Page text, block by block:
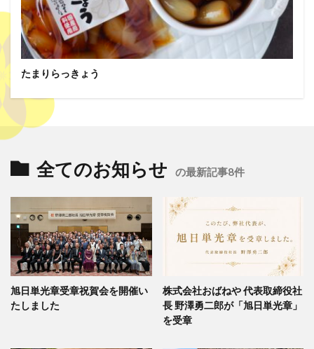
たまりらっきょう
全てのお知らせ の最新記事8件
旭日単光章受章祝賀会を開催い
たしました
株式会社おばねや 代表取締役社
長 野澤勇二郎が「旭日単光章」
を受章